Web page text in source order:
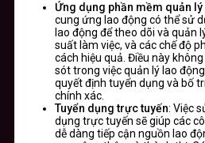
Ứng dụng phần mềm quản
cung ứng lao động có thể sử
lao động để theo dõi và quản
suất làm việc, và các chế độ
cách hiệu quả. Điều này
sót trong việc quản lý lao
quyết định tuyển dụng và bố
chính xác.
Tuyển dụng trực tuyến: Việc
dụng trực tuyến sẽ giúp các
dễ dàng tiếp cận nguồn lao